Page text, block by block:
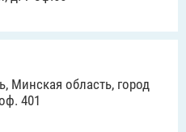
Минская область, город
401